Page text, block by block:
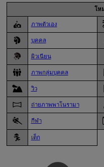
โห
ภาพตัวเอง
บุคคล
ผิวเนียน
ภาพกลุ่มบุคคล
วิว
ถ่ายภาพพาโนรามา
กีฬา
เด็ก